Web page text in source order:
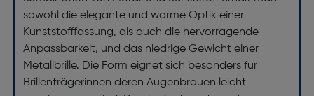
sowohl die elegante und warme Optik einer
Kunststofffassung, als auch die hervorragende
Anpassbarkeit, und das niedrige Gewicht einer
Metallbrille. Die Form eignet sich besonders für
Brillenträgerinnen deren Augenbrauen leicht